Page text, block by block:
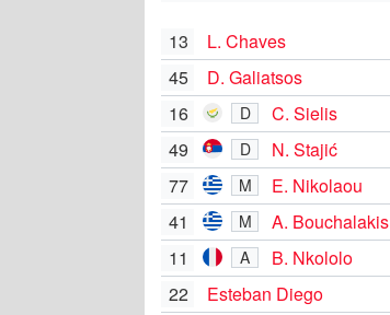
13
L. Chaves
45
D. Galiatsos
16
D C. Sielis
49 D
N. Stajić
77
M E. Nikolaou
41 M A. Bouchalakis
11 A B. Nkololo
22
Esteban Diego